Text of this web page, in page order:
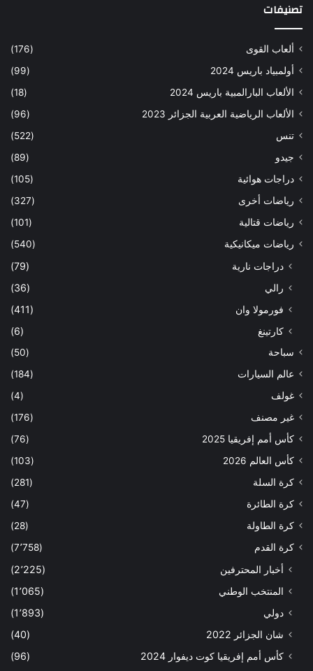
تصنيفات
ألعاب القوى
(176)
أولمبياد باريس 2024
(99)
الألعاب البارالمبية باريس 2024
(18)
الألعاب الرياضية العربية الجزائر 2023
(96)
تنس
(522)
جيدو
(89)
دراجات هوائية
(105)
رياضات أخرى
(327)
رياضات قتالية
(101)
رياضات ميكانيكية
(540)
دراجات نارية
(79)
رالي
(36)
فورمولا وان
(411)
كارتينغ
(6)
سباحة
(50)
عالم السيارات
(184)
غولف
(4)
غير مصنف
(176)
كأس أمم إفريقيا 2025
(76)
كأس العالم 2026
(103)
كرة السلة
(281)
كرة الطائرة
(47)
كرة الطاولة
(28)
كرة القدم
(7٬758)
أخبار المحترفين
(2٬225)
المنتخب الوطني
(1٬065)
دولي
(1٬893)
شان الجزائر 2022
(40)
كأس أمم إفريقيا كوت ديفوار 2024
(96)